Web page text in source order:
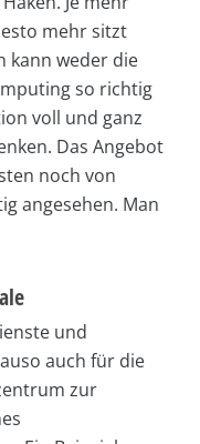
mehr sitzt
kann weder die
so richtig
voll und ganz
Das Angebot
noch von
angesehen. Man
und
auch für die
zur